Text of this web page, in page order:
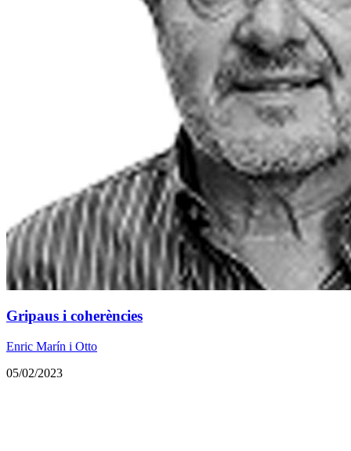
Gripaus i coherències
Enric Marín i Otto
05/02/2023